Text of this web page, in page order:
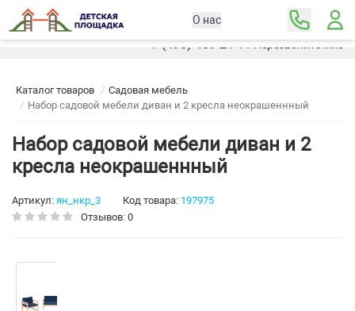
О нас
Москва
+7 (495) 489-21-11Перезвоните мне
Каталог товаров
Садовая мебель
Набор садовой мебели диван и 2 кресла неокрашеннный
Набор садовой мебели диван и 2
кресла неокрашеннный
Артикул: ян_нкр_3 Код товара: 197975
Отзывов: 0